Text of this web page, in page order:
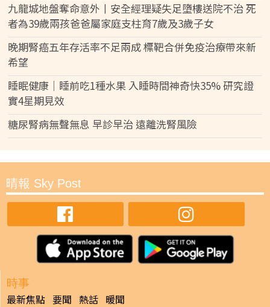
九龍城地盤奪命意外丨安全經理疑失足墮樓送院不治 死
者為39歲兩孩爸爸屬家庭支柱育7歲及3歲子女
晚期腎癌五年存活率不足兩成 標靶合併免疫治療帶來新
希望
睡眠健康｜睡前吃1種水果 入睡時間神奇快35% 研究證
實4星期見效
糖尿腎病無聲無息 早診早治 遠離洗腎風險
晴報 Sky Post
時事
最新焦點 要聞 熱話 暖聞